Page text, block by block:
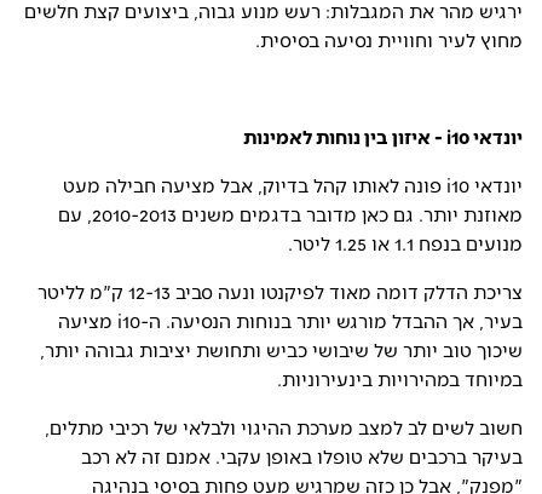
ירגיש מהר את המגבלות: רעש מנוע גבוה, ביצועים קצת חלשים
מחוץ לעיר וחוויית נסיעה בסיסית.
יונדאיi10 - איזון בין נוחות לאמינות
יונדאי i10 פונה לאותו קהל בדיוק, אבל מציעה חבילה מעט
מאוזנת יותר. גם כאן מדובר בדגמים משנים 2010-2013, עם
מנועים בנפח 1.1 או 1.25 ליטר.
צריכת הדלק דומה מאוד לפיקנטו ונעה סביב 12-13 ק"מ לליטר
בעיר, אך ההבדל מורגש יותר בנוחות הנסיעה. ה-i10 מציעה
שיכוך טוב יותר של שיבושי כביש ותחושת יציבות גבוהה יותר,
במיוחד במהירויות בינעירוניות.
חשוב לשים לב למצב מערכת ההיגוי ולבלאי של רכיבי מתלים,
בעיקר ברכבים שלא טופלו באופן עקבי. אמנם זה לא רכב
"מפנק", אבל כן כזה שמרגיש מעט פחות בסיסי בנהיגה